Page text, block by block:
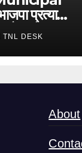
प्रत्याशी
रोड शो
TNL DESK
About